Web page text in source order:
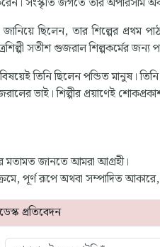
ছিলেন, তার শিল্পের প্রথম
সতীশ গুজরাল শিল্পকর্মের জন্য
তিনি ছিলেন পন্ডিত মানুষ।
ভাই। শিল্পীর প্রয়াণেই
মতামত জানতে আমরা আগ্রহী।
পূর্ণ রূপে অথবা সম্পাদিত